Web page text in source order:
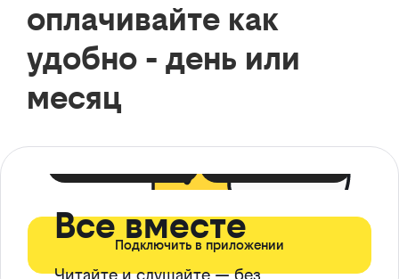
оплачивайте как
удобно - день или
месяц
Все вместе
Читайте и слушайте — без
Подключить в приложении